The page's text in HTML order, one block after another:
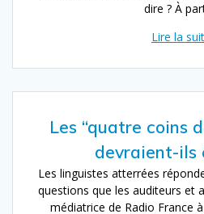
dire ? À
Lire la
Les “quatre coins
devraient-ils
Les linguistes atterrées
questions que les auditeurs et
médiatrice de Radio France